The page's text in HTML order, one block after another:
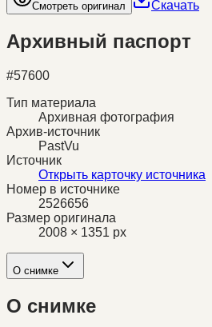
Смотреть оригинал Скачать
Архивный паспорт
#57600
Тип материала
Архивная фотография
Архив-источник
PastVu
Источник
Открыть карточку источника
Номер в источнике
2526656
Размер оригинала
2008 × 1351 px
О снимке
О снимке